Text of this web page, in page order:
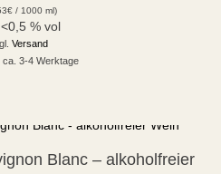
€/ 1000 ml)
% vol
Versand
ca. 3-4 Werktage
Blanc – alkoholfreier